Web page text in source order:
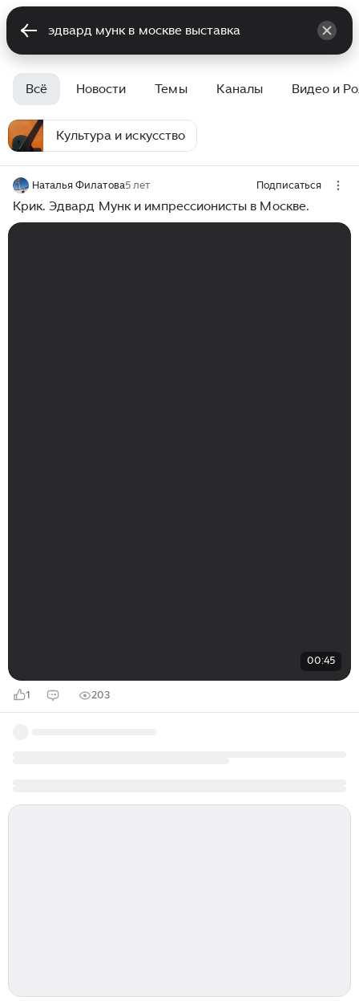
Всё Новости Темы Каналы Видео и
Культура и искусство
Наталья Филатова5 лет Подписаться
Крик. Эдвард Мунк и импрессионисты в Москве.
00:45
1 203